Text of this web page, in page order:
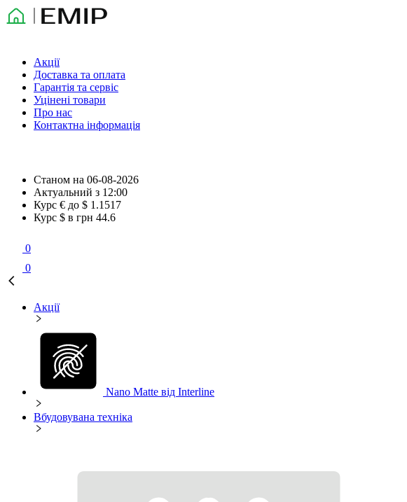
Акції
Доставка та оплата
Гарантія та сервіс
Уцінені товари
Про нас
Контактна інформація
Станом на 06-08-2026
Актуальний з 12:00
Курс € до $ 1.1517
Курс $ в грн 44.6
0
0
Акції
Nano Matte від Interline
Вбудовувана техніка